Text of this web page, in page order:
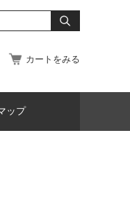
カートをみる
ップ